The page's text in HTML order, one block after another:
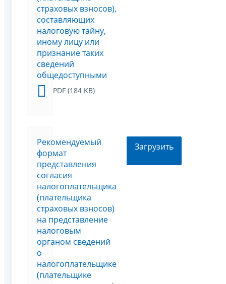
страховых взносов),
составляющих
налоговую тайну,
иному лицу или
признание таких
сведений
общедоступными
PDF (184 KB)
Рекомендуемый
формат
представления
согласия
налогоплательщика
(плательщика
страховых взносов)
на представление
налоговым
органом сведений
о
налогоплательщике
(плательщике
Загрузить